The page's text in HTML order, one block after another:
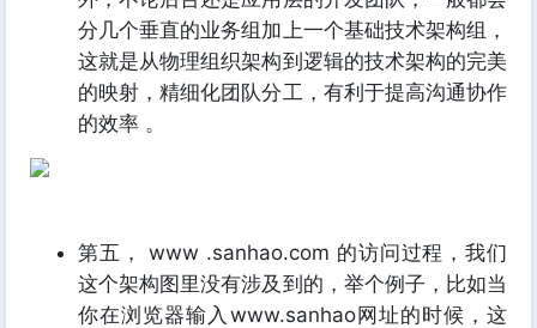
分几个垂直的业务组加上一个基础技术架构组，
这就是从物理组织架构到逻辑的技术架构的完美
的映射，精细化团队分工，有利于提高沟通协作
的效率 。
第五， www .sanhao.com 的访问过程，我们
这个架构图里没有涉及到的，举个例子，比如当
你在浏览器输入www.sanhao网址的时候，这